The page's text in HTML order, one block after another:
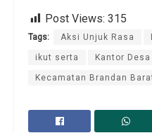
Post Views: 315
Tags: Aksi Unjuk Rasa
ikut serta Kantor
Kecamatan Brandan